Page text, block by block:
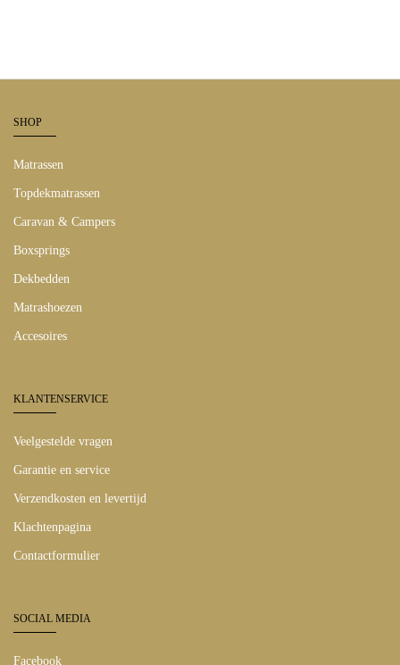
SHOP
Matrassen
Topdekmatrassen
Caravan & Campers
Boxsprings
Dekbedden
Matrashoezen
Accesoires
KLANTENSERVICE
Veelgestelde vragen
Garantie en service
Verzendkosten en levertijd
Klachtenpagina
Contactformulier
SOCIAL MEDIA
Facebook